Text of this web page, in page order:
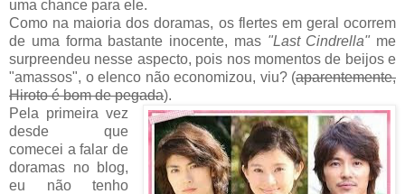
uma chance para ele.
Como na maioria dos doramas, os flertes em geral ocorrem
de uma forma bastante inocente, mas"Last Cindrella" me
surpreendeu nesse aspecto, pois nos momentos de beijos e
"amassos", o elenco não economizou, viu? (aparentemente,
Hiroto é bom de pegada).
Pela primeira vez
desde que
comecei a falar de
doramas no blog,
eu não tenho